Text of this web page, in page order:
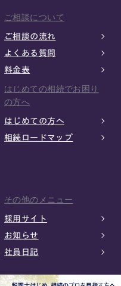
ご相談について
ご相談の流れ
よくある質問
料金表
はじめての相続でお困り
の方へ
はじめての方へ
相続ロードマップ
その他のメニュー
採用サイト
お知らせ
社員日記